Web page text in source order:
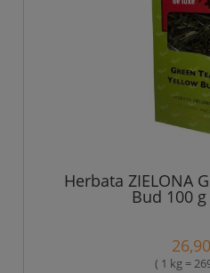
Herbata ZIELONA
Bud 100
( 1 kg =